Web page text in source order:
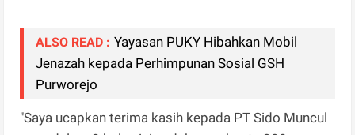
ALSO READ : Yayasan PUKY Hibahkan Mobil
Jenazah kepada Perhimpunan Sosial GSH
Purworejo
"Saya ucapkan terima kasih kepada PT Sido Muncul